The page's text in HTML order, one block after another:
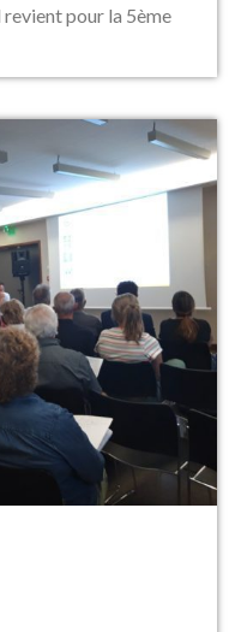
pour la 5ème